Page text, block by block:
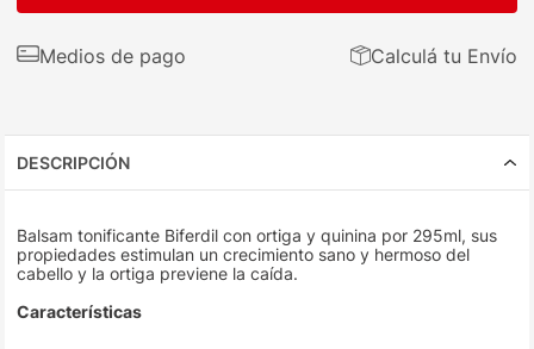
Medios de pago Calculá tu Envío
DESCRIPCIÓN
Balsam tonificante Biferdil con ortiga y quinina por 295ml, sus
propiedades estimulan un crecimiento sano y hermoso del
cabello y la ortiga previene la caída.
Características